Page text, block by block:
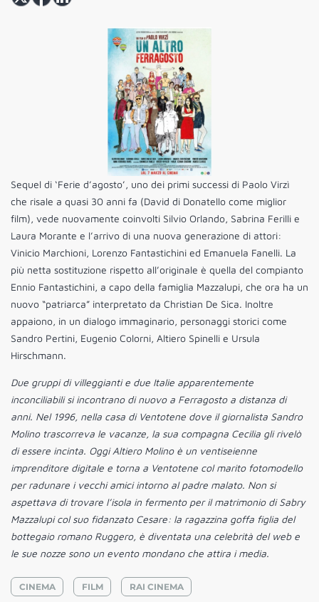
Sequel di ‘Ferie d’agosto’, uno dei primi successi di Paolo Virzì
che risale a quasi 30 anni fa (David di Donatello come miglior
film), vede nuovamente coinvolti Silvio Orlando, Sabrina Ferilli e
Laura Morante e l’arrivo di una nuova generazione di attori:
Vinicio Marchioni, Lorenzo Fantastichini ed Emanuela Fanelli. La
più netta sostituzione rispetto all’originale è quella del compianto
Ennio Fantastichini, a capo della famiglia Mazzalupi, che ora ha un
nuovo “patriarca” interpretato da Christian De Sica. Inoltre
appaiono, in un dialogo immaginario, personaggi storici come
Sandro Pertini, Eugenio Colorni, Altiero Spinelli e Ursula
Hirschmann.
Due gruppi di villeggianti e due Italie apparentemente
inconciliabili si incontrano di nuovo a Ferragosto a distanza di
anni. Nel 1996, nella casa di Ventotene dove il giornalista Sandro
Molino trascorreva le vacanze, la sua compagna Cecilia gli rivelò
di essere incinta. Oggi Altiero Molino è un ventiseienne
imprenditore digitale e torna a Ventotene col marito fotomodello
per radunare i vecchi amici intorno al padre malato. Non si
aspettava di trovare l’isola in fermento per il matrimonio di Sabry
Mazzalupi col suo fidanzato Cesare: la ragazzina goffa figlia del
bottegaio romano Ruggero, è diventata una celebrità del web e
le sue nozze sono un evento mondano che attira i media.
CINEMA FILM RAI CINEMA